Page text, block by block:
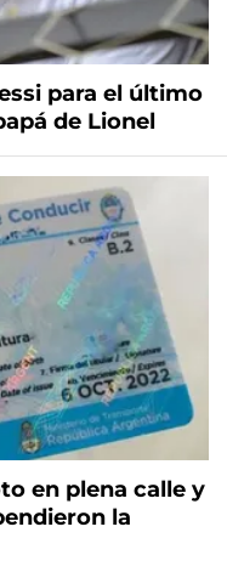
para el último
de Lionel
en plena calle y
la